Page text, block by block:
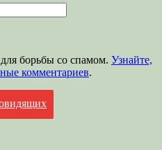
борьбы со спамом. Узнайте,
комментариев.